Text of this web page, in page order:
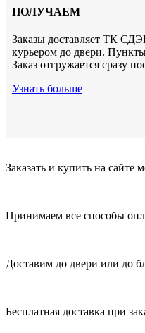
ПОЛУЧАЕМ
Заказы доставляет ТК
курьером до двери.
Заказ отгружается сразу
Узнать больше
Заказать и купить на сайте
Принимаем все способы
Доставим до двери или до
Бесплатная доставка при